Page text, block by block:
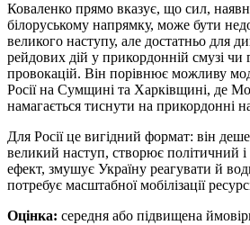
Коваленко прямо вказує, що сил,
білоруському напрямку, може бути
великого наступу, але достатньо для
рейдових дій у прикордонній смузі чи
провокацій. Він порівнює можливу
Росії на Сумщині та Харківщині, де
намагається тиснути на прикордонні
Для Росії це вигідний формат: він
великий наступ, створює політичний і
ефект, змушує Україну реагувати й
потребує масштабної мобілізації
Оцінка: середня або підвищена